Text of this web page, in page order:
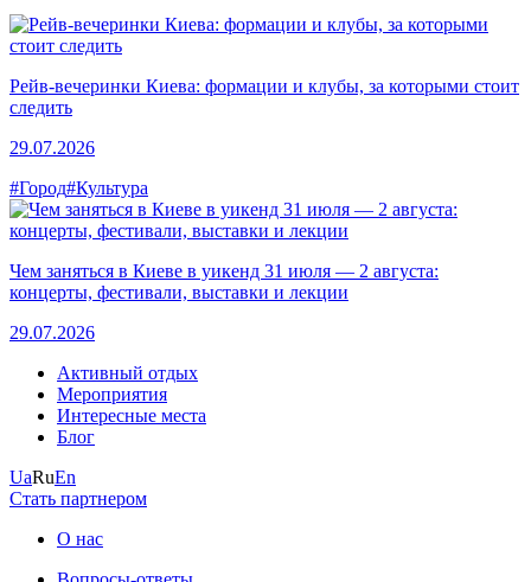
Рейв-вечеринки Киева: формации и клубы, за которыми стоит
следить
29.07.2026
#Город#Культура
Чем заняться в Киеве в уикенд 31 июля — 2 августа:
концерты, фестивали, выставки и лекции
29.07.2026
Активный отдых
Мероприятия
Интересные места
Блог
UaRuEn
Стать партнером
О нас